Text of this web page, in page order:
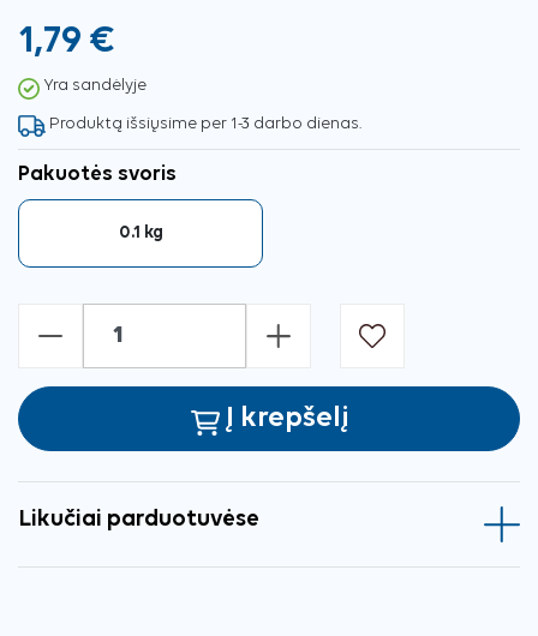
1,79 €
Yra sandėlyje
Produktą išsiųsime per 1-3 darbo dienas.
Pakuotės svoris
0.1 kg
- +
Į krepšelį
Likučiai parduotuvėse